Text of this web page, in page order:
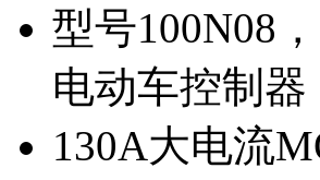
型号100N08
电动车控制器
130A大电流